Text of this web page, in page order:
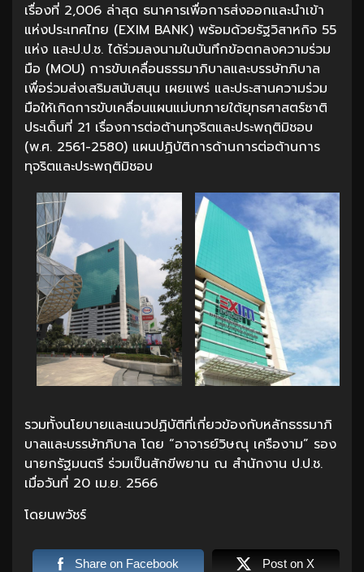
เรื่องที่ 2,006 ล่าสุด ธนาคารเพื่อการส่งออกและนำเข้า
แห่งประเทศไทย (EXIM BANK) พร้อมด้วยรัฐวิสาหกิจ 55
แห่ง และป.ป.ช. ได้ร่วมลงนามในบันทึกข้อตกลงความร่วม
มือ (MOU) การขับเคลื่อนธรรมาภิบาลและบรรษัทภิบาล
เพื่อร่วมส่งเสริมสนับสนุน เผยแพร่ และประสานความร่วม
มือให้เกิดการขับเคลื่อนแผนแม่บทภายใต้ยุทธศาสตร์ชาติ
ประเด็นที่ 21 เรื่องการต่อต้านทุจริตและประพฤติมิชอบ
(พ.ศ. 2561-2580) แผนปฏิบัติการด้านการต่อต้านการ
ทุจริตและประพฤติมิชอบ
รวมทั้งนโยบายและแนวปฏิบัติที่เกี่ยวข้องกับหลักธรรมาภิ
บาลและบรรษัทภิบาล โดย “อาจารย์วิษณุ เครืองาม” รอง
นายกรัฐมนตรี ร่วมเป็นสักขีพยาน ณ สำนักงาน ป.ป.ช.
เมื่อวันที่ 20 เม.ย. 2566
โดยนพวัชร์
Share on Facebook Post on X